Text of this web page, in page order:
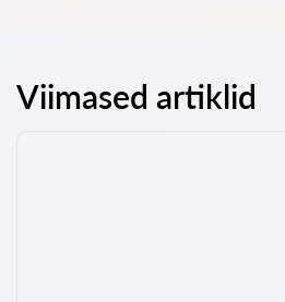
Viimased artiklid